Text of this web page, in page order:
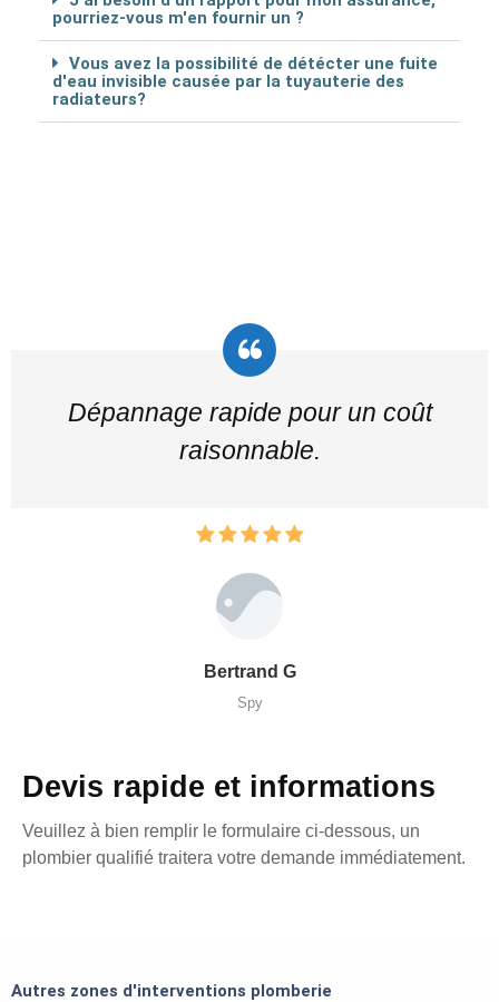
pourriez-vous m'en fournir un ?
Vous avez la possibilité de détécter une fuite
d'eau invisible causée par la tuyauterie des
radiateurs?
Dépannage rapide pour un coût
raisonnable.
Bertrand G
Spy
Devis rapide et informations
Veuillez à bien remplir le formulaire ci-dessous, un
plombier qualifié traitera votre demande immédiatement.
Autres zones d'interventions plomberie